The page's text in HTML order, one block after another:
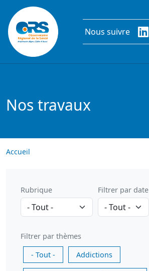
Aller au contenu principal
Nous suivre
Nos travaux
Accueil
Rubrique Filtrer par date
Filtrer par thèmes
- Tout -
Addictions